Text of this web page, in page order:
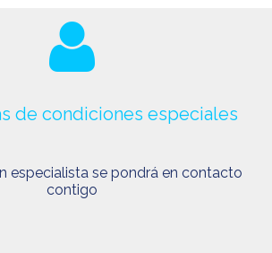
de condiciones especiales
especialista se pondrá en contacto
contigo